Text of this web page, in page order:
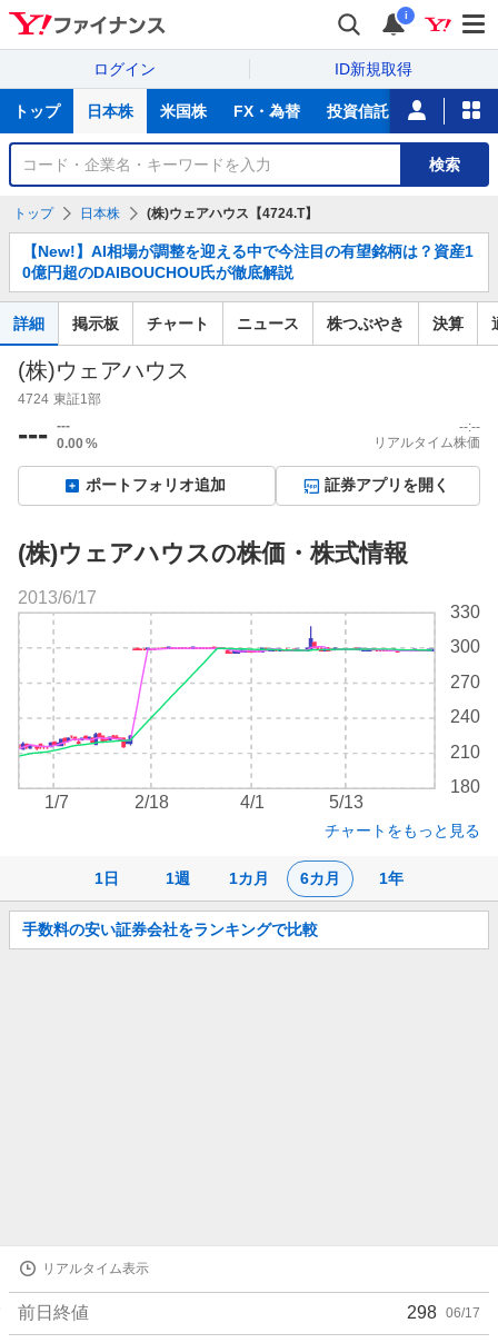
i
ログイン ID新規取得
サ
トップ 日本株 米国株 FX・為替 投資信託 ニュース
銘
検
検索
トップ 日本株 (株)ウェアハウス【4724.T】
知
ら
せ
【New!】AI相場が調整を迎える中で今注目の有望銘柄は？資産1
0億円超のDAIBOUCHOU氏が徹底解説
詳細 掲示板 チャート ニュース 株つぶやき 決算
(株)ウェアハウス
4724 東証1部
--- ---
0.00%
--:--
リアルタイム株価
ポートフォリオ追加 証券アプリを開く
(株)ウェアハウスの株価・株式情報
1日 1週 1カ月 6カ月 1年
180
210
240
270
300
330
1/7 2/18 4/1 5/13
2013/6/17
チャートをもっと見る
お
知
手数料の安い証券会社をランキングで比較
リアルタイム表示
前日終値 298 06/17